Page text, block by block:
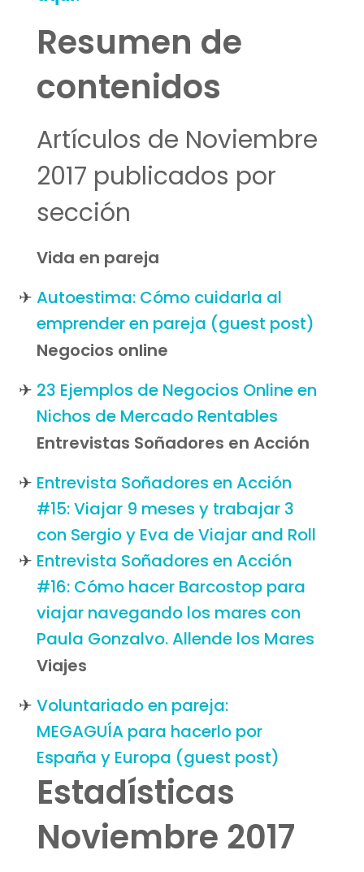
Resumen de
contenidos
Artículos de Noviembre
2017 publicados por
sección
Vida en pareja
Autoestima: Cómo cuidarla al
emprender en pareja (guest post)
Negocios online
23 Ejemplos de Negocios Online en
Nichos de Mercado Rentables
Entrevistas Soñadores en Acción
Entrevista Soñadores en Acción
#15: Viajar 9 meses y trabajar 3
con Sergio y Eva de Viajar and Roll
Entrevista Soñadores en Acción
#16: Cómo hacer Barcostop para
viajar navegando los mares con
Paula Gonzalvo. Allende los Mares
Viajes
Voluntariado en pareja:
MEGAGUÍA para hacerlo por
España y Europa (guest post)
Estadísticas
Noviembre 2017